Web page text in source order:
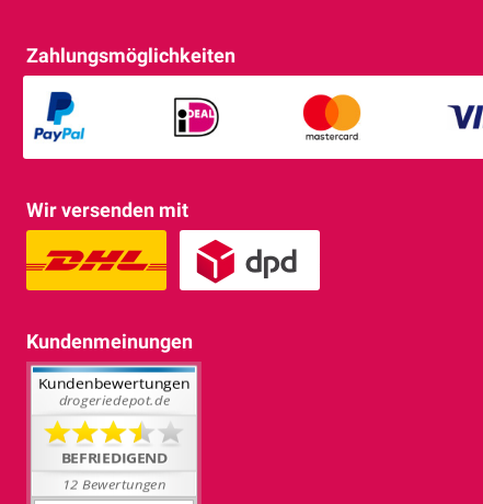
Zahlungsmöglichkeiten
Wir versenden mit
Kundenmeinungen